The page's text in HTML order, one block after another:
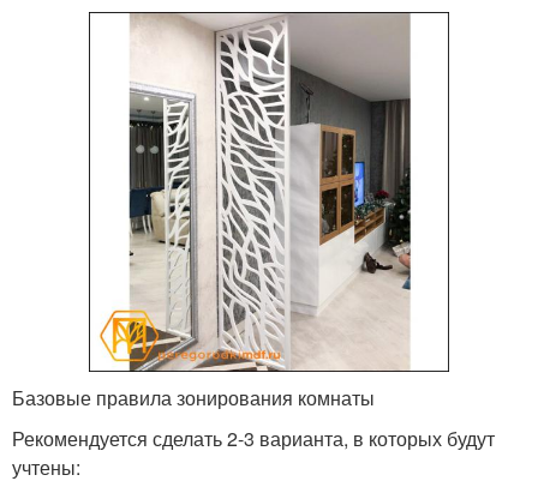
Базовые правила зонирования комнаты
Рекомендуется сделать 2-3 варианта, в которых будут
учтены: